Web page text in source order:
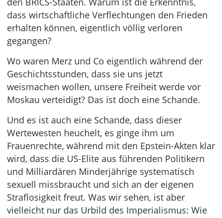
dass wirtschaftliche Verflechtungen den Frieden
erhalten können, eigentlich völlig verloren
gegangen?
Wo waren Merz und Co eigentlich während der
Geschichtsstunden, dass sie uns jetzt
weismachen wollen, unsere Freiheit werde vor
Moskau verteidigt? Das ist doch eine Schande.
Und es ist auch eine Schande, dass dieser
Wertewesten heuchelt, es ginge ihm um
Frauenrechte, während mit den Epstein-Akten klar
wird, dass die US-Elite aus führenden Politikern
und Milliardären Minderjährige systematisch
sexuell missbraucht und sich an der eigenen
Straflosigkeit freut. Was wir sehen, ist aber
vielleicht nur das Urbild des Imperialismus: Wie